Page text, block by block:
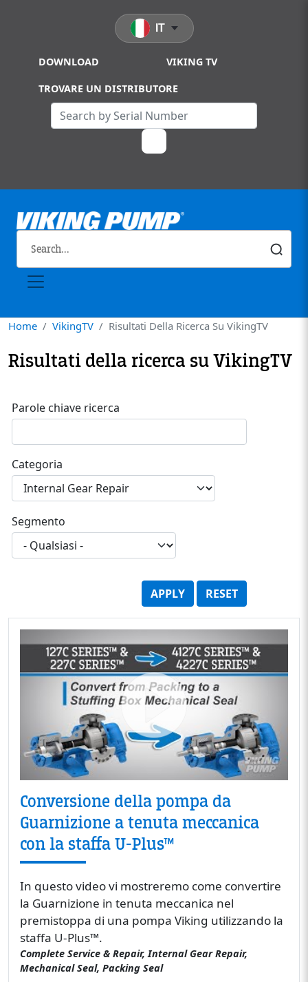
DOWNLOAD VIKING TV
TROVARE UN DISTRIBUTORE
IT
Home VikingTV Risultati Della Ricerca Su VikingTV
Risultati della ricerca su VikingTV
Parole chiave ricerca
Categoria
Segmento
APPLY RESET
Conversione della pompa da
Guarnizione a tenuta meccanica
con la staffa U-Plus™
In questo video vi mostreremo come convertire
la Guarnizione in tenuta meccanica nel
premistoppa di una pompa Viking utilizzando la
staffa U-Plus™.
Complete Service & Repair, Internal Gear Repair,
Mechanical Seal, Packing Seal